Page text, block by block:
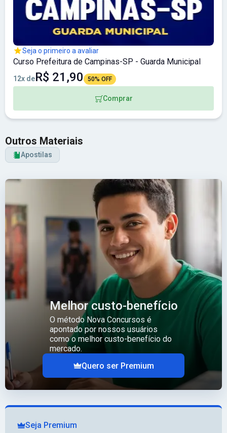
Seja o primeiro a avaliar
Curso Prefeitura de Campinas-SP - Guarda Municipal
12x deR$ 21,90 50% OFF
Comprar
Outros Materiais
Apostilas
Melhor custo-benefício
O método Nova Concursos é
apontado por nossos usuários
como o melhor custo-benefício do
mercado.
Quero ser Premium
Seja Premium